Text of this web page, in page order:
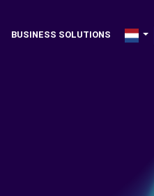
BUSINESS SOLUTIONS